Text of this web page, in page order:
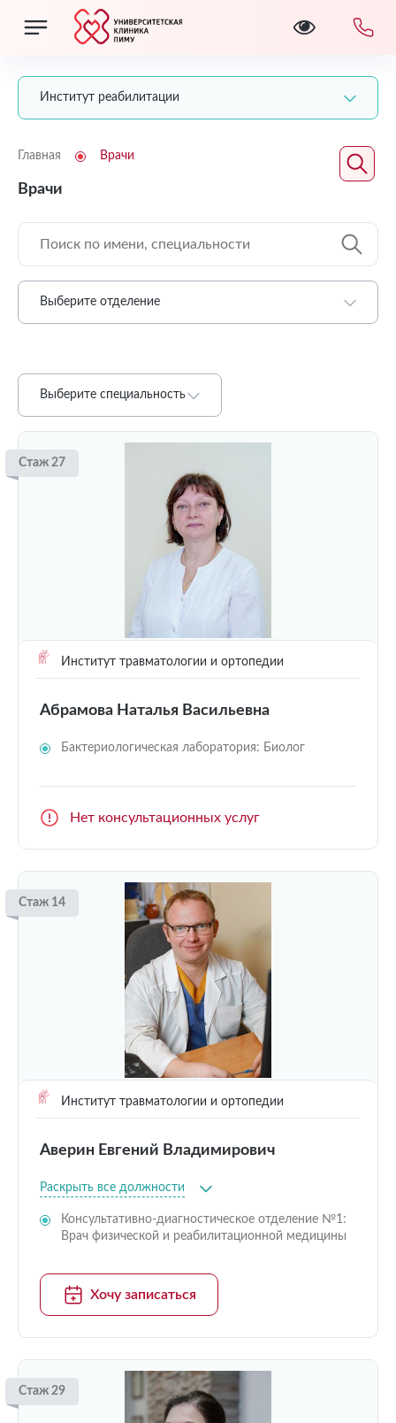
Институт реабилитации
Главная Врачи
Врачи
Выберите отделение
Выберите специальность
Стаж 27
Институт травматологии и ортопедии
Абрамова Наталья Васильевна
Бактериологическая лаборатория: Биолог
Нет консультационных услуг
Стаж 14
Институт травматологии и ортопедии
Аверин Евгений Владимирович
Раскрыть все должности
Консультативно-диагностическое отделение №1:
Врач физической и реабилитационной медицины
Хочу записаться
Стаж 29